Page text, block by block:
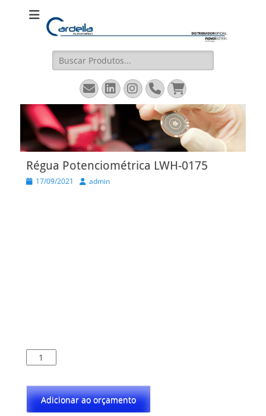
Automation
Distribuidor Oficial Novotechnik
Pesquisar
por:
EmailLinkedIn
Instagram
FoneCarrinho
Régua Potenciométrica LWH-0175
Posted17/09/2021 Autoradmin
Régua
Potenciométrica
0175
quantidade
Adicionar ao orçamento